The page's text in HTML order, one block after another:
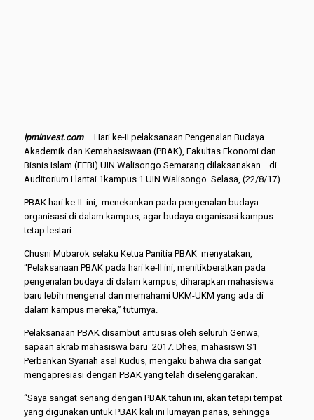
lpminvest.com– Hari ke-II pelaksanaan Pengenalan Budaya
Akademik dan Kemahasiswaan (PBAK), Fakultas Ekonomi dan
Bisnis Islam (FEBI) UIN Walisongo Semarang dilaksanakan di
Auditorium I lantai 1kampus 1 UIN Walisongo. Selasa, (22/8/17).
PBAK hari ke-II ini, menekankan pada pengenalan budaya
organisasi di dalam kampus, agar budaya organisasi kampus
tetap lestari.
Chusni Mubarok selaku Ketua Panitia PBAK menyatakan,
“Pelaksanaan PBAK pada hari ke-II ini, menitikberatkan pada
pengenalan budaya di dalam kampus, diharapkan mahasiswa
baru lebih mengenal dan memahami UKM-UKM yang ada di
dalam kampus mereka,” tuturnya.
Pelaksanaan PBAK disambut antusias oleh seluruh Genwa,
sapaan akrab mahasiswa baru 2017. Dhea, mahasiswi S1
Perbankan Syariah asal Kudus, mengaku bahwa dia sangat
mengapresiasi dengan PBAK yang telah diselenggarakan.
“Saya sangat senang dengan PBAK tahun ini, akan tetapi tempat
yang digunakan untuk PBAK kali ini lumayan panas, sehingga